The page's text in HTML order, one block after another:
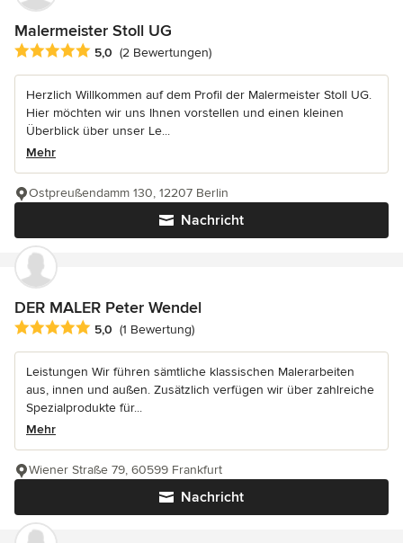
Malermeister Stoll UG
Durchschnittliche Bewertung: 5 von 5 Sternen
5,0 (2 Bewertungen)
Herzlich Willkommen auf dem Profil der Malermeister Stoll UG.
Hier möchten wir uns Ihnen vorstellen und einen kleinen
Überblick über unser Le...
Mehr
Nachricht
Ostpreußendamm 130, 12207 Berlin
DER MALER Peter Wendel
Durchschnittliche Bewertung: 5 von 5 Sternen
5,0 (1 Bewertung)
Leistungen Wir führen sämtliche klassischen Malerarbeiten
aus, innen und außen. Zusätzlich verfügen wir über zahlreiche
Spezialprodukte für...
Mehr
Nachricht
Wiener Straße 79, 60599 Frankfurt